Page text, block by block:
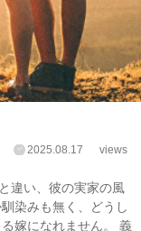
2025.08.17 views
違い、彼の実家の風
染みも無く、どうし
嫁になれません。 義